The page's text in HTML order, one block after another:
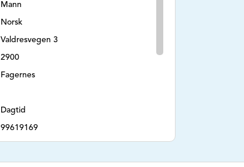
Mann
Norsk
Valdresvegen 3
2900
Fagernes
Dagtid
99619169
Ikke oppgi sensitiv informasjon